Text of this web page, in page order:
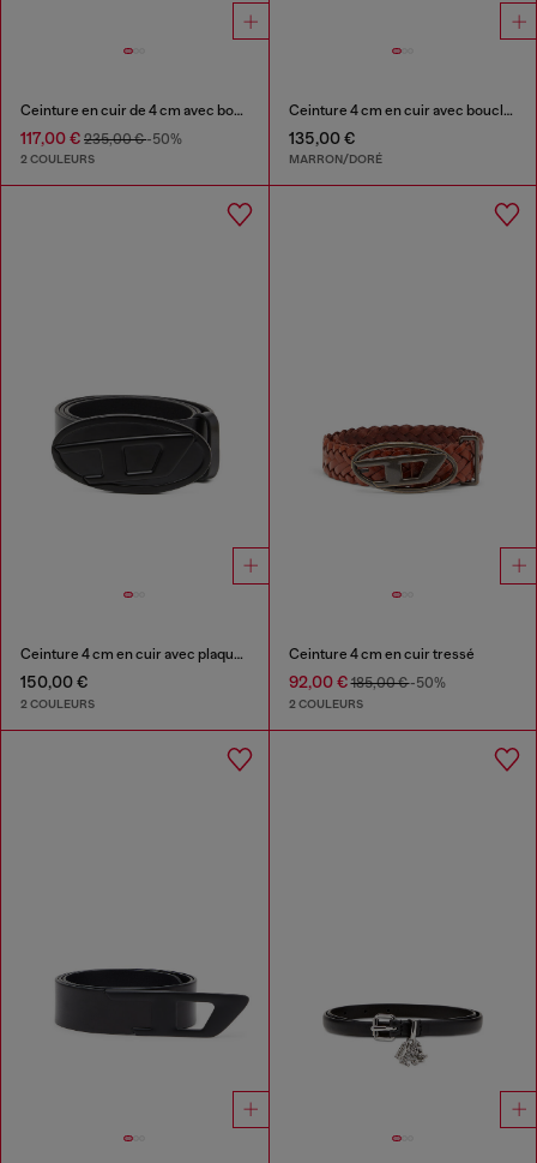
Ceinture en cuir de 4 cm avec boucle Oval D ornée de strass
117,00 € 235,00 €-50%
2 COULEURS
Ceinture 4 cm en cuir avec boucle D ovale
135,00 €
MARRON/DORÉ
Ceinture 4 cm en cuir avec plaque Oval D
150,00 €
2 COULEURS
Ceinture 4 cm en cuir tressé
92,00 €185,00 €-50%
2 COULEURS